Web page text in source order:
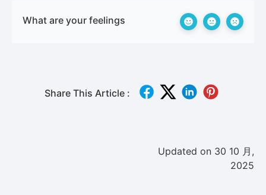
What are your feelings
Share This Article :
Updated on 30 10 月,
2025